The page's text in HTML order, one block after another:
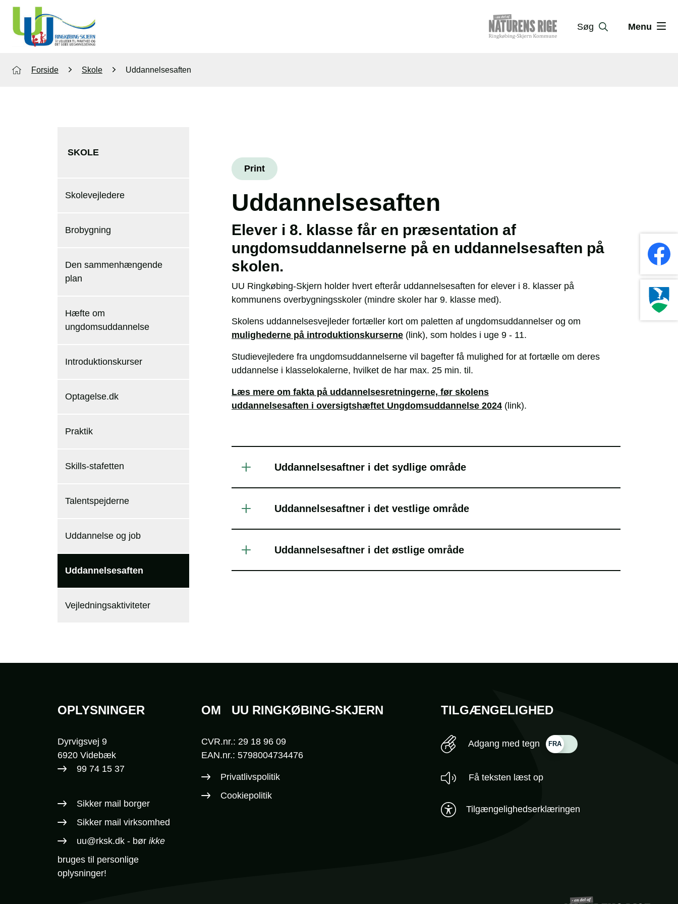
Søg Menu
Forside Skole Uddannelsesaften
SKOLE
Skolevejledere
Brobygning
Den sammenhængende
plan
Hæfte om
ungdomsuddannelse
Introduktionskurser
Optagelse.dk
Praktik
Skills-stafetten
Talentspejderne
Uddannelse og job
Uddannelsesaften
Vejledningsaktiviteter
Print
Uddannelsesaften
Elever i 8. klasse får en præsentation af
ungdomsuddannelserne på en uddannelsesaften på
skolen.
UU Ringkøbing-Skjern holder hvert efterår uddannelsesaften for elever i 8. klasser på
kommunens overbygningsskoler (mindre skoler har 9. klasse med).
Skolens uddannelsesvejleder fortæller kort om paletten af ungdomsuddannelser og om
mulighederne på introduktionskurserne (link), som holdes i uge 9 - 11.
Studievejledere fra ungdomsuddannelserne vil bagefter få mulighed for at fortælle om deres
uddannelse i klasselokalerne, hvilket de har max. 25 min. til.
Læs mere om fakta på uddannelsesretningerne, før skolens
uddannelsesaften i oversigtshæftet Ungdomsuddannelse 2024 (link).
Uddannelsesaftner i det sydlige område
Uddannelsesaftner i det vestlige område
Uddannelsesaftner i det østlige område
OPLYSNINGER
Dyrvigsvej 9
6920 Videbæk
99 74 15 37
Sikker mail borger
Sikker mail virksomhed
uu@rksk.dk - bør ikke
bruges til personlige
oplysninger!
OM UU RINGKØBING-SKJERN
CVR.nr.: 29 18 96 09
EAN.nr.: 5798004734476
Privatlivspolitik
Cookiepolitik
TILGÆNGELIGHED
Adgang med tegn
Få teksten læst op
Tilgængelighedserklæringen